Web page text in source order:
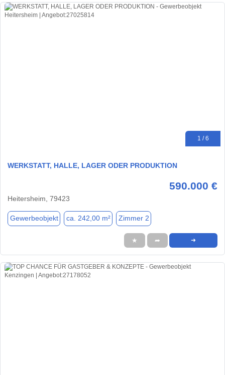
1 / 6
WERKSTATT, HALLE, LAGER ODER PRODUKTION
590.000 €
Heitersheim, 79423
Gewerbeobjekt ca. 242,00 m² Zimmer 2
★ ➦ ➜